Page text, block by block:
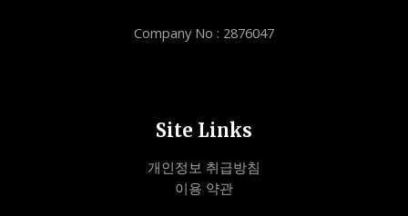
Company No : 2876047
Site Links
개인정보 취급방침
이용 약관